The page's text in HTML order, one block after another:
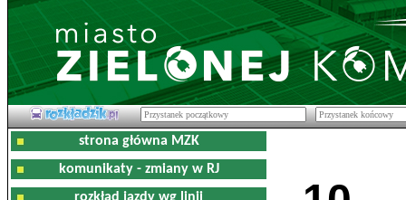
strona główna MZK
komunikaty - zmiany w RJ